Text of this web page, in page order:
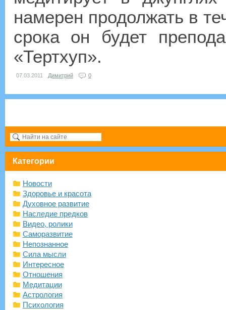
намерен продолжать в
срока он будет
«Тертхуп».
07.03.2011 Димитрий 0
Категории
Новости
Здоровье и красота
Духовное развитие
Наследие предков
Видео, ролики
Саморазвитие
Непознанное
Сила мысли
Интересное
Отношения
Медитации
Астрология
Психология